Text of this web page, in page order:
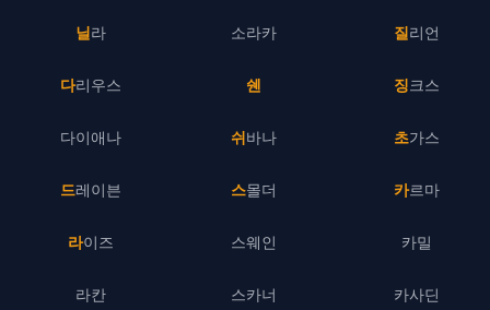
닐라
다리우스
다이애나
드레이븐
라이즈
라칸
소라카
쉔
쉬바나
스몰더
스웨인
스카너
질리언
징크스
초가스
카르마
카밀
카사딘